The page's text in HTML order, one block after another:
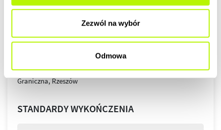
Zezwól na wybór
Odmowa
STANDARDY WYKOŃCZENIA